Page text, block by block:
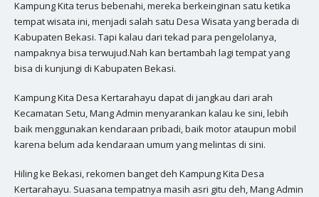
Kampung Kita terus bebenahi, mereka berkeinginan satu ketika
tempat wisata ini, menjadi salah satu Desa Wisata yang berada di
Kabupaten Bekasi. Tapi kalau dari tekad para pengelolanya,
nampaknya bisa terwujud.Nah kan bertambah lagi tempat yang
bisa di kunjungi di Kabupaten Bekasi.
Kampung Kita Desa Kertarahayu dapat di jangkau dari arah
Kecamatan Setu, Mang Admin menyarankan kalau ke sini, lebih
baik menggunakan kendaraan pribadi, baik motor ataupun mobil
karena belum ada kendaraan umum yang melintas di sini.
Hiling ke Bekasi, rekomen banget deh Kampung Kita Desa
Kertarahayu. Suasana tempatnya masih asri gitu deh, Mang Admin